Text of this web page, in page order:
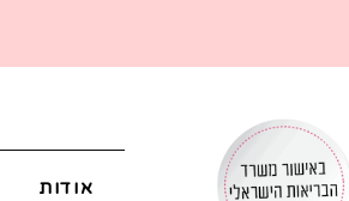
אודות